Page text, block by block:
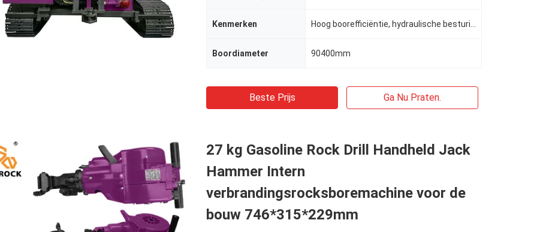
Kenmerken
Boordiameter 90400mm
Beste Prijs Ga Nu Praten.
27 kg Gasoline Rock Drill Handheld Jack
Hammer Intern
verbrandingsrocksboremachine voor de
bouw 746*315*229mm